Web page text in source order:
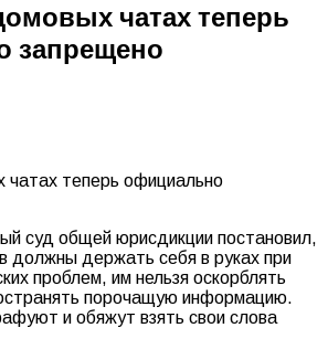
чатах теперь
запрещено
чатах теперь официально
суд общей юрисдикции постановил,
должны держать себя в руках при
проблем, им нельзя оскорблять
порочащую информацию.
и обяжут взять свои слова